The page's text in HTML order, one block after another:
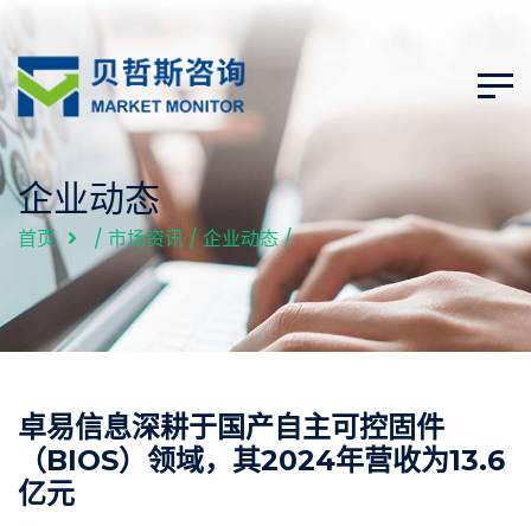
企业动态
首页 / 市场资讯/企业动态/
卓易信息深耕于国产自主可控固件
（BIOS）领域，其2024年营收为13.6
亿元